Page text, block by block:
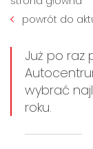
powrót do
Już po raz
wybrać
roku.